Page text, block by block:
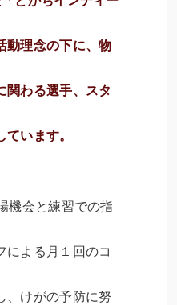
動理念の下に、物
関わる選手、スタ
います。
機会と練習での指
による月１回のコ
、けがの予防に努